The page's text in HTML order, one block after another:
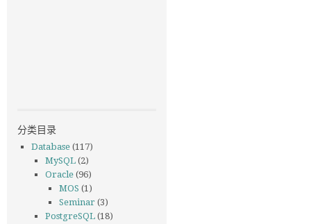
分类目录
Database (117)
MySQL (2)
Oracle (96)
MOS (1)
Seminar (3)
PostgreSQL (18)